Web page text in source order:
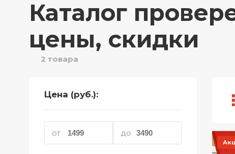
Компьютерная техника
Личные вещи
ТВ и Видео
Каталог
цены, скидки
2 товара
Цена (руб.):
от до